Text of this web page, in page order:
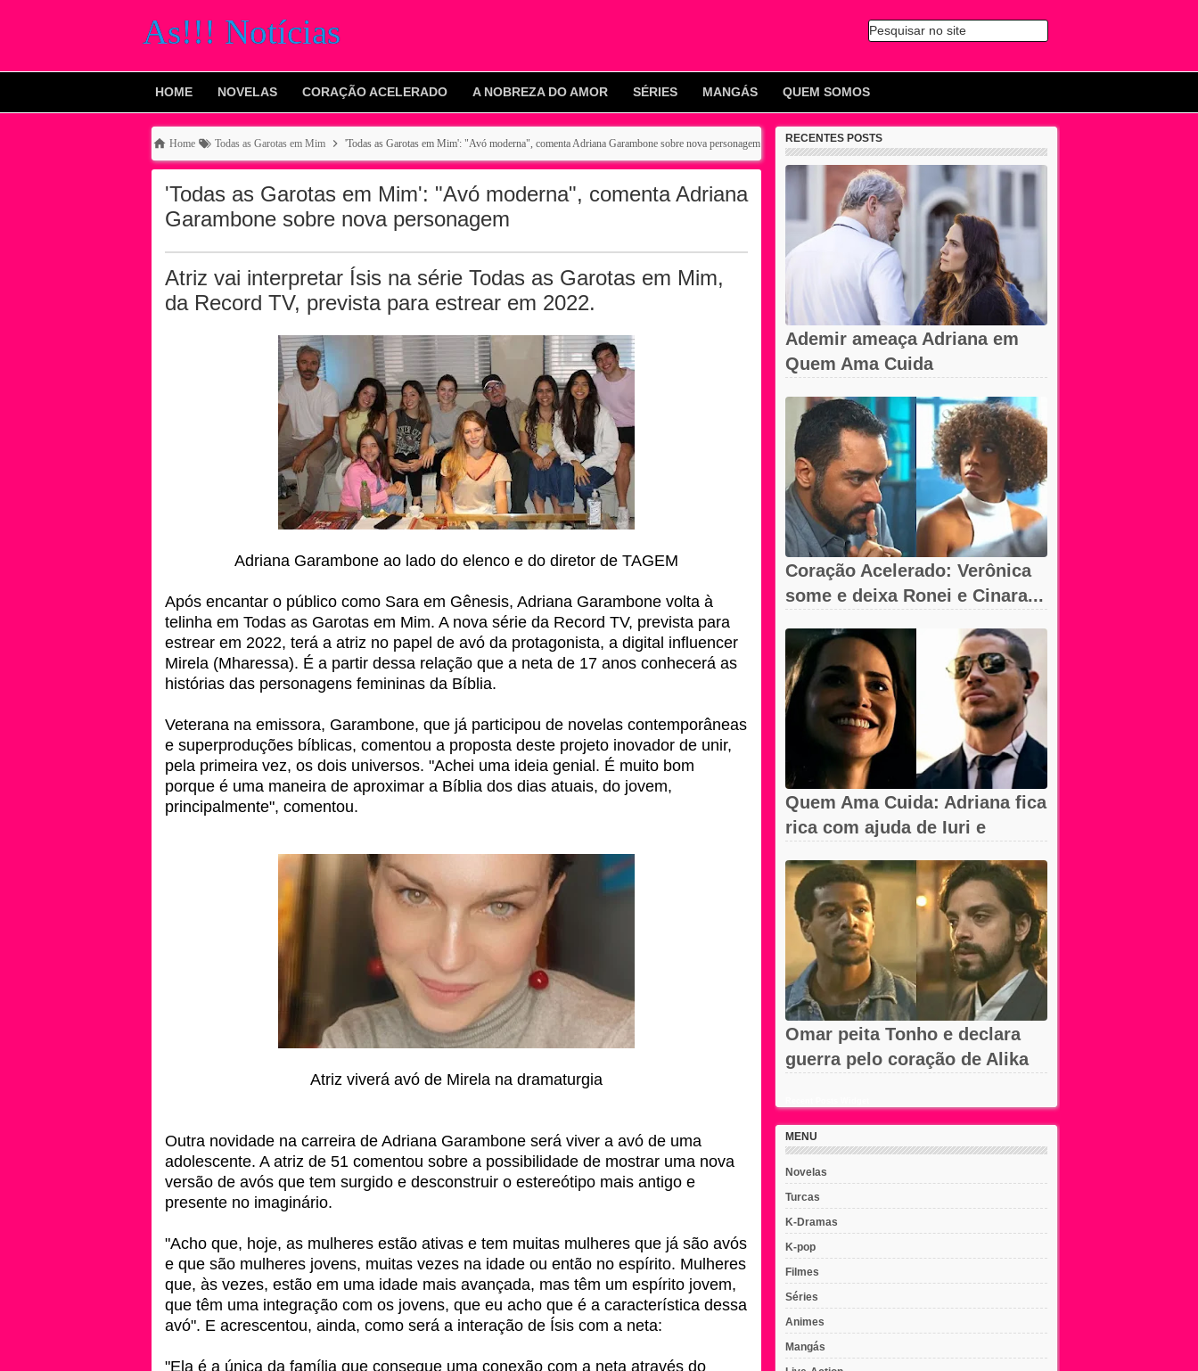
As!!! Notícias Pesquisar no site
HOME NOVELAS CORAÇÃO ACELERADO A NOBREZA DO AMOR SÉRIES MANGÁS QUEM SOMOS
Home Todas as Garotas em Mim 'Todas as Garotas em Mim': "Avó moderna", comenta Adriana Garambone sobre nova personagem
'Todas as Garotas em Mim': "Avó moderna", comenta Adriana
Garambone sobre nova personagem
Atriz vai interpretar Ísis na série Todas as Garotas em Mim,
da Record TV, prevista para estrear em 2022.
Adriana Garambone ao lado do elenco e do diretor de TAGEM
Após encantar o público como Sara em Gênesis, Adriana Garambone volta à
telinha em Todas as Garotas em Mim. A nova série da Record TV, prevista para
estrear em 2022, terá a atriz no papel de avó da protagonista, a digital influencer
Mirela (Mharessa). É a partir dessa relação que a neta de 17 anos conhecerá as
histórias das personagens femininas da Bíblia.
Veterana na emissora, Garambone, que já participou de novelas contemporâneas
e superproduções bíblicas, comentou a proposta deste projeto inovador de unir,
pela primeira vez, os dois universos. "Achei uma ideia genial. É muito bom
porque é uma maneira de aproximar a Bíblia dos dias atuais, do jovem,
principalmente", comentou.
Atriz viverá avó de Mirela na dramaturgia
Outra novidade na carreira de Adriana Garambone será viver a avó de uma
adolescente. A atriz de 51 comentou sobre a possibilidade de mostrar uma nova
versão de avós que tem surgido e desconstruir o estereótipo mais antigo e
presente no imaginário.
"Acho que, hoje, as mulheres estão ativas e tem muitas mulheres que já são avós
e que são mulheres jovens, muitas vezes na idade ou então no espírito. Mulheres
que, às vezes, estão em uma idade mais avançada, mas têm um espírito jovem,
que têm uma integração com os jovens, que eu acho que é a característica dessa
avó". E acrescentou, ainda, como será a interação de Ísis com a neta:
"Ela é a única da família que consegue uma conexão com a neta através do
RECENTES POSTS
Ademir ameaça Adriana em
Quem Ama Cuida
Coração Acelerado: Verônica
some e deixa Ronei e Cinara...
Quem Ama Cuida: Adriana fica
rica com ajuda de Iuri e
Omar peita Tonho e declara
guerra pelo coração de Alika
MENU
Novelas
Turcas
K-Dramas
K-pop
Filmes
Séries
Animes
Mangás